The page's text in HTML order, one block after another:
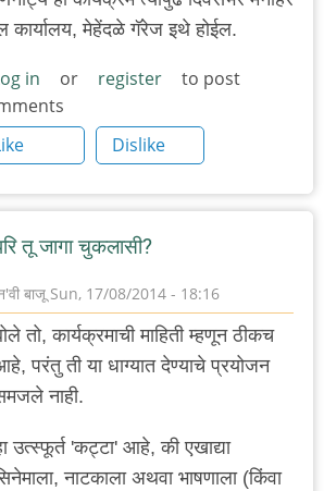
कार्यालय, मेहेंदळे गॅरेज इथे होईल.
in or register
to post
Dislike
तू जागा चुकलासी?
बाजू Sun, 17/08/2014 - 18:16
reply
तो, कार्यक्रमाची माहिती म्हणून ठीकच
परंतु ती या धाग्यात देण्याचे प्रयोजन
नाही.
उत्स्फूर्त 'कट्टा' आहे, की एखाद्या
नाटकाला अथवा भाषणाला (किंवा